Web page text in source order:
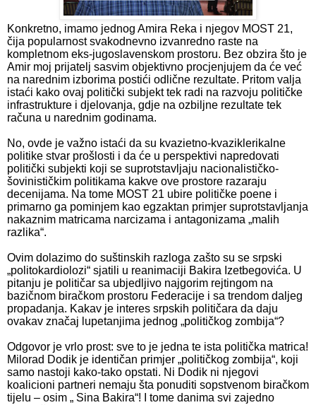
Konkretno, imamo jednog Amira Reka i njegov MOST 21,
čija popularnost svakodnevno izvanredno raste na
kompletnom eks-jugoslavenskom prostoru. Bez obzira što je
Amir moj prijatelj sasvim objektivno procjenjujem da će već
na narednim izborima postići odlične rezultate. Pritom valja
istaći kako ovaj politički subjekt tek radi na razvoju političke
infrastrukture i djelovanja, gdje na ozbiljne rezultate tek
računa u narednim godinama.
No, ovde je važno istaći da su kvazietno-kvaziklerikalne
politike stvar prošlosti i da će u perspektivi napredovati
politički subjekti koji se suprotstavljaju nacionalističko-
šovinističkim politikama kakve ove prostore razaraju
decenijama. Na tome MOST 21 ubire političke poene i
primarno ga pominjem kao egzaktan primjer suprotstavljanja
nakaznim matricama narcizama i antagonizama „malih
razlika“.
Ovim dolazimo do suštinskih razloga zašto su se srpski
„politokardiolozi“ sjatili u reanimaciji Bakira Izetbegovića. U
pitanju je političar sa ubjedljivo najgorim rejtingom na
bazičnom biračkom prostoru Federacije i sa trendom daljeg
propadanja. Kakav je interes srpskih političara da daju
ovakav značaj lupetanjima jednog „političkog zombija“?
Odgovor je vrlo prost: sve to je jedna te ista politička matrica!
Milorad Dodik je identičan primjer „političkog zombija“, koji
samo nastoji kako-tako opstati. Ni Dodik ni njegovi
koalicioni partneri nemaju šta ponuditi sopstvenom biračkom
tijelu – osim „ Sina Bakira“! I tome danima svi zajedno